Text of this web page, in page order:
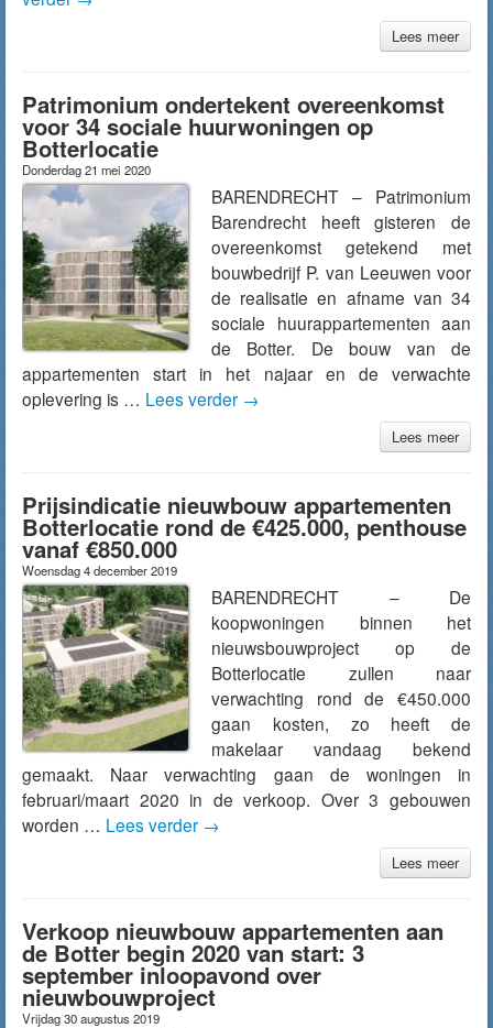
Lees meer
Patrimonium ondertekent overeenkomst
voor 34 sociale huurwoningen op
Botterlocatie
Donderdag 21 mei 2020
BARENDRECHT – Patrimonium
Barendrecht heeft gisteren de
overeenkomst getekend met
bouwbedrijf P. van Leeuwen voor
de realisatie en afname van 34
sociale huurappartementen aan
de Botter. De bouw van de
appartementen start in het najaar en de verwachte
oplevering is … Lees verder →
Lees meer
Prijsindicatie nieuwbouw appartementen
Botterlocatie rond de €425.000, penthouse
vanaf €850.000
Woensdag 4 december 2019
BARENDRECHT – De
koopwoningen binnen het
nieuwsbouwproject op de
Botterlocatie zullen naar
verwachting rond de €450.000
gaan kosten, zo heeft de
makelaar vandaag bekend
gemaakt. Naar verwachting gaan de woningen in
februari/maart 2020 in de verkoop. Over 3 gebouwen
worden … Lees verder →
Lees meer
Verkoop nieuwbouw appartementen aan
de Botter begin 2020 van start: 3
september inloopavond over
nieuwbouwproject
Vrijdag 30 augustus 2019